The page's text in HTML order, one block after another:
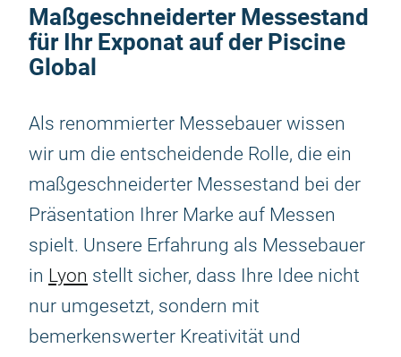
Maßgeschneiderter Messestand
für Ihr Exponat auf der Piscine
Global
Als renommierter Messebauer wissen
wir um die entscheidende Rolle, die ein
maßgeschneiderter Messestand bei der
Präsentation Ihrer Marke auf Messen
spielt. Unsere Erfahrung als Messebauer
in Lyon stellt sicher, dass Ihre Idee nicht
nur umgesetzt, sondern mit
bemerkenswerter Kreativität und